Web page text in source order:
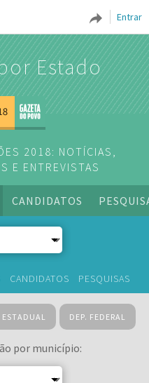
Entrar
Estado
2018: NOTÍCIAS,
E ENTREVISTAS
CANDIDATOS
CANDIDATOS PESQUISAS
ESTADUAL DEP. FEDERAL
por município: